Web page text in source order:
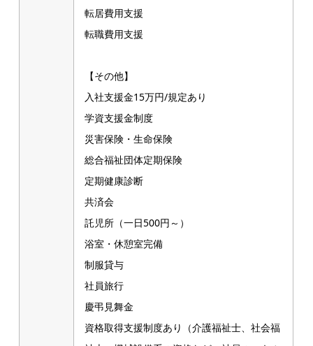
転居費用支援
転職費用支援
【その他】
入社支援金15万円/規定あり
学資支援金制度
災害保険・生命保険
総合福祉団体定期保険
定期健康診断
共済会
託児所（一日500円～）
浴室・休憩室完備
制服貸与
社員旅行
慶弔見舞金
資格取得支援制度あり（介護福祉士、社会福